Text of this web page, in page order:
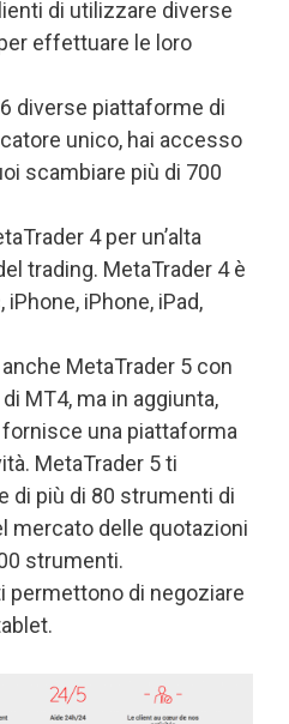
di utilizzare diverse
effettuare le loro
diverse piattaforme di
unico, hai accesso
scambiare più di 700
4 per un’alta
trading. MetaTrader 4 è
iPhone, iPad,
MetaTrader 5 con
MT4, ma in aggiunta,
fornisce una piattaforma
MetaTrader 5 ti
di più di 80 strumenti di
mercato delle quotazioni
strumenti.
permettono di negoziare